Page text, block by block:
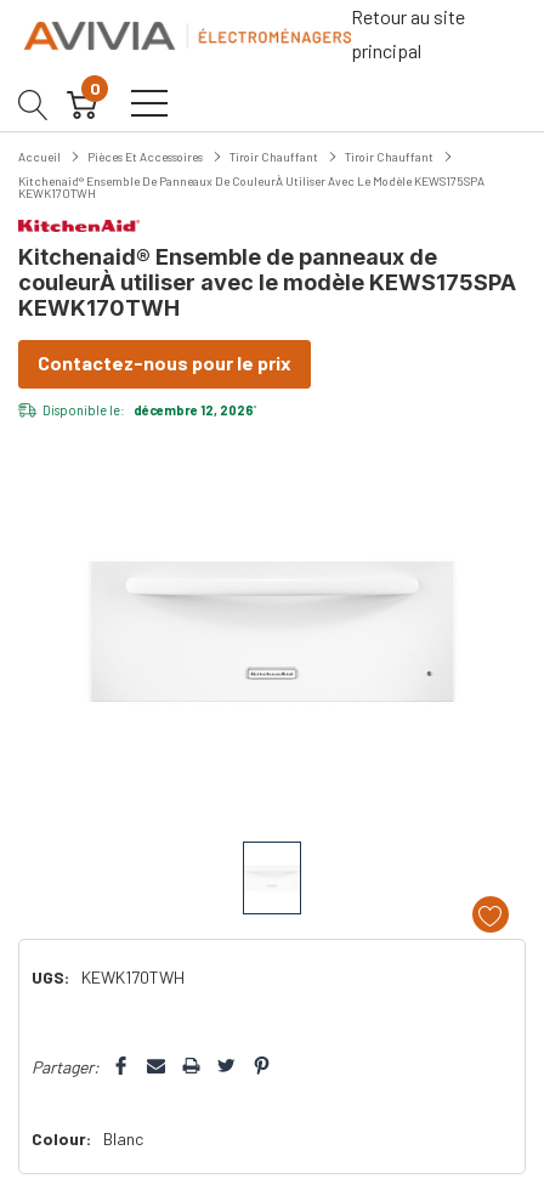
Retour au site
principal
0
Accueil Pièces Et Accessoires Tiroir Chauffant
Tiroir Chauffant
Kitchenaid® Ensemble De Panneaux De CouleurÀ Utiliser Avec Le Modèle KEWS175SPA
KEWK170TWH
Kitchenaid® Ensemble de panneaux de
couleurÀ utiliser avec le modèle KEWS175SPA
KEWK170TWH
Contactez-nous pour le prix
Disponible le: décembre 12, 2026*
UGS: KEWK170TWH
vous!
n’en
reste
Partager:
Colour: Blanc